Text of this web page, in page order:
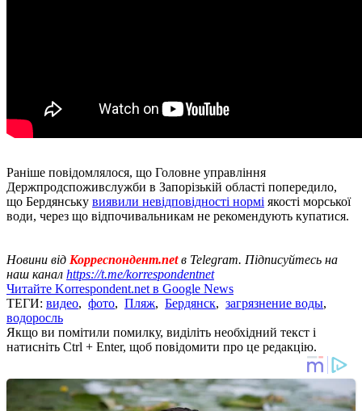
Раніше повідомлялося, що Головне управління
Держпродспоживслужби в Запорізькій області попередило,
що Бердянську виявили невідповідності нормі якості морської
води, через що відпочивальникам не рекомендують купатися.
Новини від Корреспондент.netв Telegram. Підписуйтесь на
наш канал https://t.me/korrespondentnet
Читайте Korrespondent.net в Google News
ТЕГИ: видео, фото, Пляж, Бердянск, загрязнение воды,
водоросль
Якщо ви помітили помилку, виділіть необхідний текст і
натисніть Ctrl + Enter, щоб повідомити про це редакцію.